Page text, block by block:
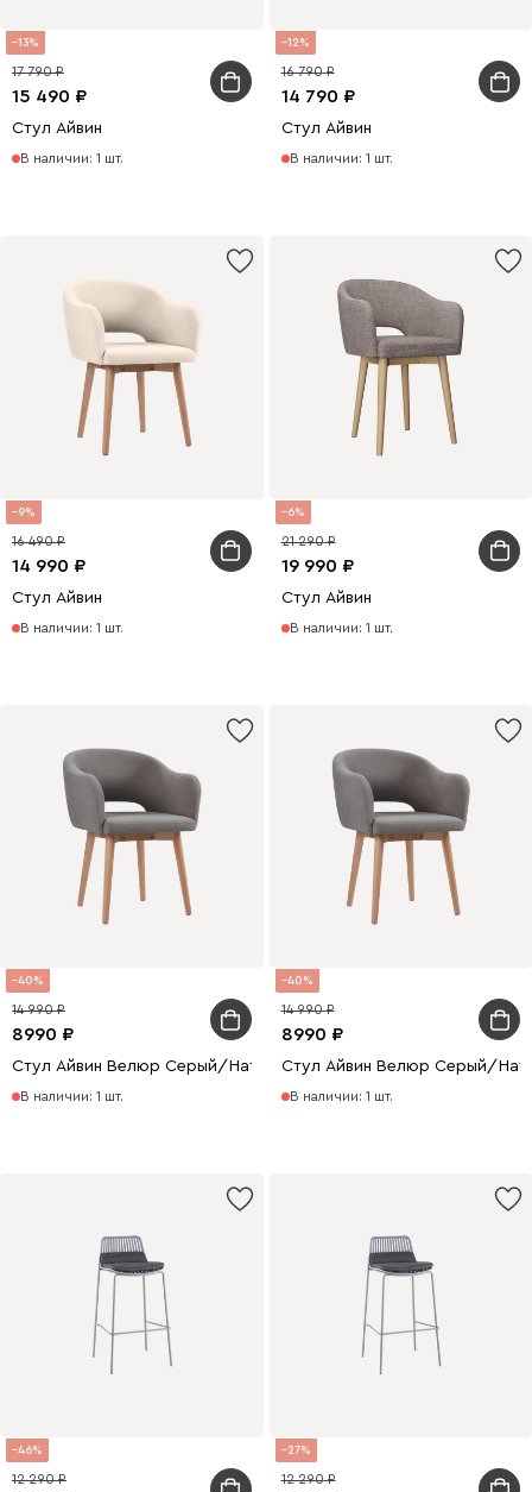
13
15 490
17 790
Стул Айвин
В наличии: 1 шт.
12
14 790
16 790
Стул Айвин
В наличии: 1 шт.
9
14 990
16 490
Стул Айвин
В наличии: 1 шт.
6
19 990
21 290
Стул Айвин
В наличии: 1 шт.
40
8990
14 990
Стул Айвин Велюр Серый/Натуральный
В наличии: 1 шт.
40
8990
14 990
Стул Айвин Велюр Серый/
В наличии: 1 шт.
46
12 290
27
12 290